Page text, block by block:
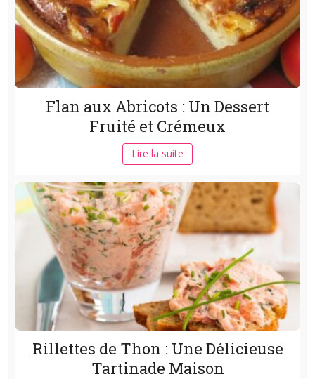
Flan aux Abricots : Un Dessert
Fruité et Crémeux
Lire la suite
Rillettes de Thon : Une Délicieuse
Tartinade Maison